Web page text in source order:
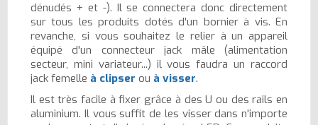
dénudés + et -). Il se connectera donc directement
sur tous les produits dotés d'un bornier à vis. En
revanche, si vous souhaitez le relier à un appareil
équipé d'un connecteur jack mâle (alimentation
secteur, mini variateur...) il vous faudra un raccord
jack femelle à clipser ou à visser.
Il est très facile à fixer grâce à des U ou des rails en
aluminium. Il vous suffit de les visser dans n'importe